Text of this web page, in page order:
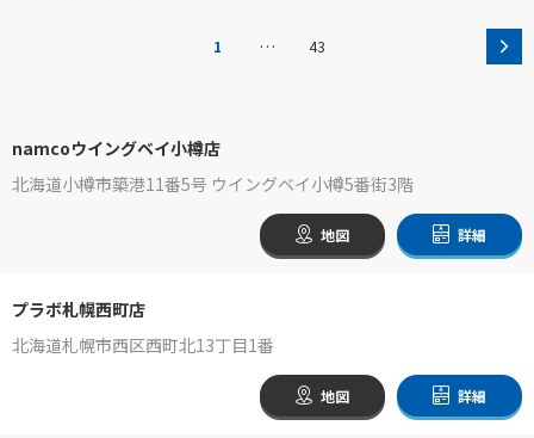
1 … 43
namcoウイングベイ小樽店
北海道小樽市築港11番5号 ウイングベイ小樽5番街3階
地図 詳細
プラボ札幌西町店
北海道札幌市西区西町北13丁目1番
地図 詳細